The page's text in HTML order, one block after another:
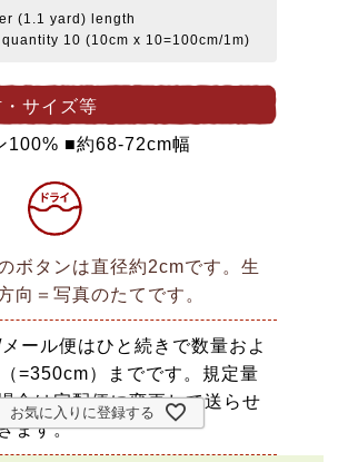
(1.1 yard) length
10 (10cm x 10=100cm/1m)
サイズ等
100% ■約68-72cm幅
ボタンは直径約2cmです。生
向＝写真のたてです。
ール便はひと続きで数量およ
=350cm）までです。規定量
合は宅配便に変更して送らせ
ます。
お気に入りに登録する